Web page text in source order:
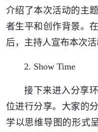
介绍了本次活动的主
者生平和创作背景。
后，主持人宣布本次活
2. Show Time
接下来进入分享
位进行分享。大家的
学以思维导图的形式